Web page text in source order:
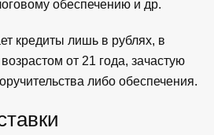
обеспечению и др.
кредиты лишь в рублях, в
от 21 года, зачастую
либо обеспечения.